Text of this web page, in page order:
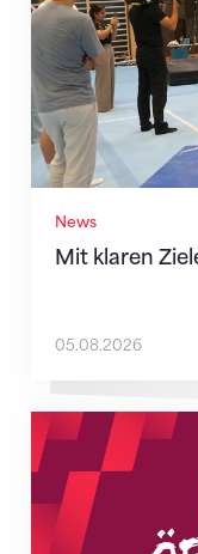
News
Mit klaren
05.08.2026
Neue